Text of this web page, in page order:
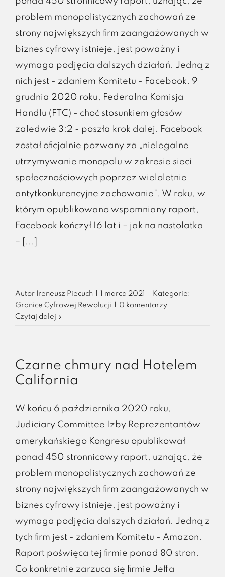
problem monopolistycznych zachowań ze
strony największych firm zaangażowanych w
biznes cyfrowy istnieje, jest poważny i
wymaga podjęcia dalszych działań. Jedną z
nich jest - zdaniem Komitetu - Facebook. 9
grudnia 2020 roku, Federalna Komisja
Handlu (FTC) - choć stosunkiem głosów
zaledwie 3:2 - poszła krok dalej. Facebook
został oficjalnie pozwany za „nielegalne
utrzymywanie monopolu w zakresie sieci
społecznościowych poprzez wieloletnie
antytkonkurencyjne zachowanie”. W roku, w
którym opublikowano wspomniany raport,
Facebook kończył 16 lat i – jak na nastolatka
– [...]
Autor Ireneusz Piecuch 1 marca 2021
Kategorie:
Granice Cyfrowej Rewolucji
0 komentarzy
Czytaj dalej
Czarne chmury nad Hotelem
California
W końcu 6 października 2020 roku,
Judiciary Committee Izby Reprezentantów
amerykańskiego Kongresu opublikował
ponad 450 stronnicowy raport, uznając, że
problem monopolistycznych zachowań ze
strony największych firm zaangażowanych w
biznes cyfrowy istnieje, jest poważny i
wymaga podjęcia dalszych działań. Jedną z
tych firm jest - zdaniem Komitetu - Amazon.
Raport poświęca tej firmie ponad 80 stron.
Co konkretnie zarzuca się firmie Jeffa